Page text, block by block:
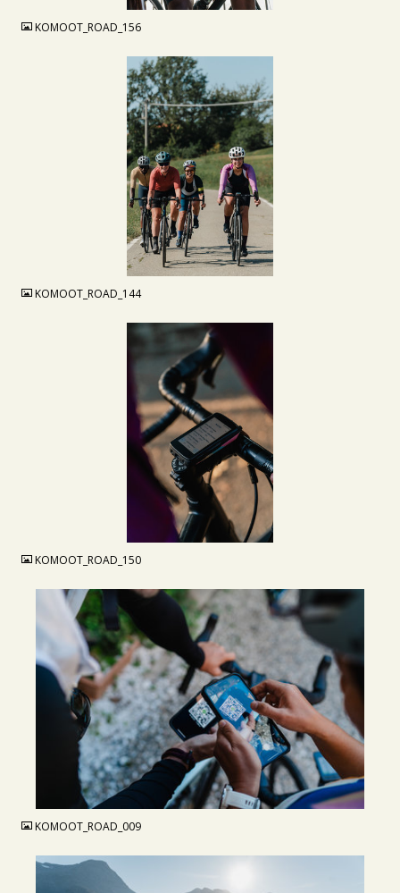
KOMOOT_ROAD_156
KOMOOT_ROAD_144
KOMOOT_ROAD_150
KOMOOT_ROAD_009